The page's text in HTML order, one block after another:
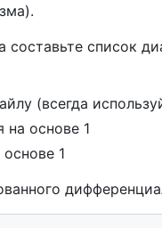
составьте список
(всегда
на основе 1
1